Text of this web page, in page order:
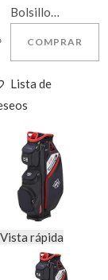
Bolsillo…
COMPRAR
Lista de
Vista rápida